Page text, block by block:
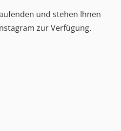
und stehen Ihnen
zur Verfügung.